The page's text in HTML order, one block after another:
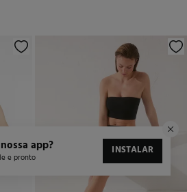
app?
e pronto
INSTALAR